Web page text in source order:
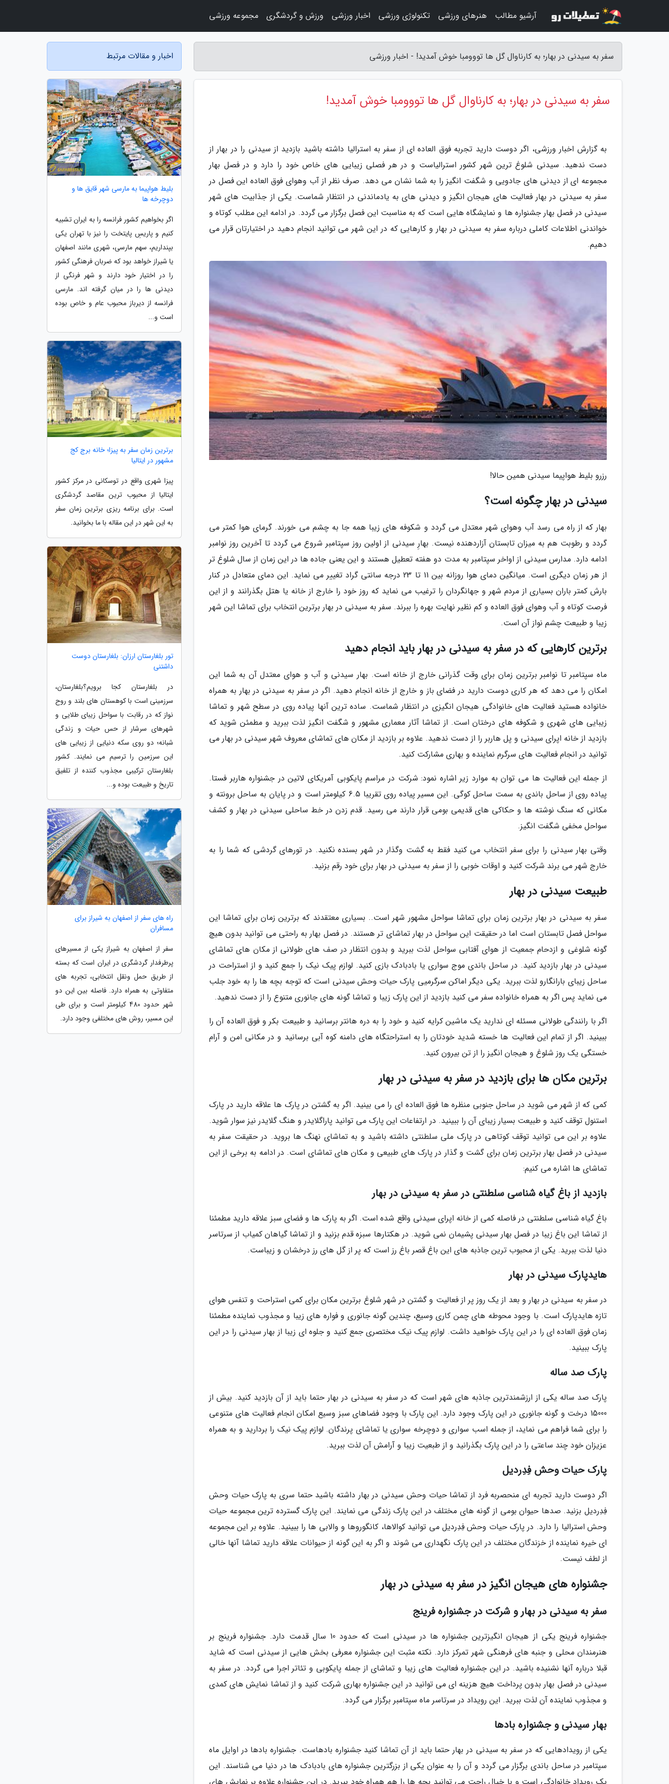
سفر به سیدنی در بهار؛ به کارناوال گل ها تووومبا خوش آمدید! - اخبار ورزشی
سفر به سیدنی در بهار؛ به کارناوال گل ها تووومبا خوش آمدید!
به گزارش اخبار ورزشی، اگر دوست دارید تجربه فوق العاده ای از سفر به استرالیا داشته باشید بازدید از سیدنی را در بهار از
دست ندهید. سیدنی شلوغ ترین شهر کشور استرالیاست و در هر فصلی زیبایی های خاص خود را دارد و در فصل بهار
مجموعه ای از دیدنی های جادویی و شگفت انگیز را به شما نشان می دهد. صرف نظر از آب وهوای فوق العاده این فصل در
سفر به سیدنی در بهار فعالیت های هیجان انگیز و دیدنی های به یادماندنی در انتظار شماست. یکی از جذابیت های شهر
سیدنی در فصل بهار جشنواره ها و نمایشگاه هایی است که به مناسبت این فصل برگزار می گردد. در ادامه این مطلب کوتاه و
خواندنی اطلاعات کاملی درباره سفر به سیدنی در بهار و کارهایی که در این شهر می توانید انجام دهید در اختیارتان قرار می
دهیم.
رزرو بلیط هواپیما سیدنی همین حالا!
سیدنی در بهار چگونه است؟
بهار که از راه می رسد آب وهوای شهر معتدل می گردد و شکوفه های زیبا همه جا به چشم می خورند. گرمای هوا کمتر می
گردد و رطوبت هم به میزان تابستان آزاردهنده نیست. بهارِ سیدنی از اولین روز سپتامبر شروع می گردد تا آخرین روز نوامبر
ادامه دارد. مدارس سیدنی از اواخر سپتامبر به مدت دو هفته تعطیل هستند و این یعنی جاده ها در این زمان از سال شلوغ تر
از هر زمان دیگری است. میانگین دمای هوا روزانه بین 11 تا 23 درجه سانتی گراد تغییر می نماید. این دمای متعادل در کنار
بارش کمتر باران بسیاری از مردم شهر و جهانگردان را ترغیب می نماید که روز خود را خارج از خانه یا هتل بگذرانند و از این
فرصت کوتاه و آب وهوای فوق العاده و کم نظیر نهایت بهره را ببرند. سفر به سیدنی در بهار برترین انتخاب برای تماشا این شهر
زیبا و طبیعت چشم نواز آن است.
برترین کارهایی که در سفر به سیدنی در بهار باید انجام دهید
ماه سپتامبر تا نوامبر برترین زمان برای وقت گذرانی خارج از خانه است. بهار سیدنی و آب و هوای معتدل آن به شما این
امکان را می دهد که هر کاری دوست دارید در فضای باز و خارج از خانه انجام دهید. اگر در سفر به سیدنی در بهار به همراه
خانواده هستید فعالیت های خانوادگی هیجان انگیزی در انتظار شماست. ساده ترین آنها پیاده روی در سطح شهر و تماشا
زیبایی های شهری و شکوفه های درختان است. از تماشا آثار معماری مشهور و شگفت انگیز لذت ببرید و مطمئن شوید که
بازدید از خانه اپرای سیدنی و پل هاربر را از دست ندهید. علاوه بر بازدید از مکان های تماشای معروف شهر سیدنی در بهار می
توانید در انجام فعالیت های سرگرم نماینده و بهاری مشارکت کنید.
از جمله این فعالیت ها می توان به موارد زیر اشاره نمود: شرکت در مراسم پایکوبی آمریکای لاتین در جشنواره هاربر فستا.
پیاده روی از ساحل باندی به سمت ساحل کوگی. این مسیر پیاده روی تقریبا 6.5 کیلومتر است و در پایان به ساحل برونته و
مکانی که سنگ نوشته ها و حکاکی های قدیمی بومی قرار دارند می رسید. قدم زدن در خط ساحلی سیدنی در بهار و کشف
سواحل مخفی شگفت انگیز.
وقتی بهار سیدنی را برای سفر انتخاب می کنید فقط به گشت وگذار در شهر بسنده نکنید. در تورهای گردشی که شما را به
خارج شهر می برند شرکت کنید و اوقات خوبی را از سفر به سیدنی در بهار برای خود رقم بزنید.
طبیعت سیدنی در بهار
سفر به سیدنی در بهار برترین زمان برای تماشا سواحل مشهور شهر است.. بسیاری معتقدند که برترین زمان برای تماشا این
سواحل فصل تابستان است اما در حقیقت این سواحل در بهار تماشای تر هستند. در فصل بهار به راحتی می توانید بدون هیچ
گونه شلوغی و ازدحام جمعیت از هوای آفتابی سواحل لذت ببرید و بدون انتظار در صف های طولانی از مکان های تماشای
سیدنی در بهار بازدید کنید. در ساحل باندی موج سواری یا بادبادک بازی کنید. لوازم پیک نیک را جمع کنید و از استراحت در
ساحل زیبای بارانگارو لذت ببرید. یکی دیگر اماکن سرگرمیی پارک حیات وحش سیدنی است که توجه بچه ها را به خود جلب
می نماید پس اگر به همراه خانواده سفر می کنید بازدید از این پارک زیبا و تماشا گونه های جانوری متنوع را از دست ندهید.
اگر با رانندگی طولانی مسئله ای ندارید یک ماشین کرایه کنید و خود را به دره هانتر برسانید و طبیعت بکر و فوق العاده آن را
ببینید. اگر از تمام این فعالیت ها خسته شدید خودتان را به استراحتگاه های دامنه کوه آبی برسانید و در مکانی امن و آرام
خستگی یک روز شلوغ و هیجان انگیز را از تن بیرون کنید.
برترین مکان ها برای بازدید در سفر به سیدنی در بهار
کمی که از شهر می شوید در ساحل جنوبی منظره ها فوق العاده ای را می بینید. اگر به گشتن در پارک ها علاقه دارید در پارک
استنول توقف کنید و طبیعت بسیار زیبای آن را ببینید. در ارتفاعات این پارک می توانید پاراگلایدر و هنگ گلایدر نیز سوار شوید.
علاوه بر این می توانید توقف کوتاهی در پارک ملی سلطنتی داشته باشید و به تماشای نهنگ ها بروید. در حقیقت سفر به
سیدنی در فصل بهار برترین زمان برای گشت و گذار در پارک های طبیعی و مکان های تماشای است. در ادامه به برخی از این
تماشای ها اشاره می کنیم:
بازدید از باغ گیاه شناسی سلطنتی در سفر به سیدنی در بهار
باغ گیاه شناسی سلطنتی در فاصله کمی از خانه اپرای سیدنی واقع شده است. اگر به پارک ها و فضای سبز علاقه دارید مطمئنا
از تماشا این باغ زیبا در فصل بهار سیدنی پشیمان نمی شوید. در هکتارها سبزه قدم بزنید و از تماشا گیاهان کمیاب از سرتاسر
دنیا لذت ببرید. یکی از محبوب ترین جاذبه های این باغ قصر باغ رز است که پر از گل های رز درخشان و زیباست.
هایدپارک سیدنی در بهار
در سفر به سیدنی در بهار و بعد از یک روز پر از فعالیت و گشتن در شهر شلوغ برترین مکان برای کمی استراحت و تنفس هوای
تازه هایدپارک است. با وجود محوطه های چمن کاری وسیع، چندین گونه جانوری و فواره های زیبا و مجذوب نماینده مطمئنا
زمان فوق العاده ای را در این پارک خواهید داشت. لوازم پیک نیک مختصری جمع کنید و جلوه ای زیبا از بهار سیدنی را در این
پارک ببینید.
پارک صد ساله
پارک صد ساله یکی از ارزشمندترین جاذبه های شهر است که در سفر به سیدنی در بهار حتما باید از آن بازدید کنید. بیش از
15000 درخت و گونه جانوری در این پارک وجود دارد. این پارک با وجود فضاهای سبز وسیع امکان انجام فعالیت های متنوعی
را برای شما فراهم می نماید، از جمله اسب سواری و دوچرخه سواری یا تماشای پرندگان. لوازم پیک نیک را بردارید و به همراه
عزیزان خود چند ساعتی را در این پارک بگذرانید و از طبعیت زیبا و آرامش آن لذت ببرید.
پارک حیات وحش فِدِردیل
اگر دوست دارید تجربه ای منحصربه فرد از تماشا حیات وحش سیدنی در بهار داشته باشید حتما سری به پارک حیات وحش
فِدِردیل بزنید. صدها حیوان بومی از گونه های مختلف در این پارک زندگی می نمایند. این پارک گسترده ترین مجموعه حیات
وحش استرالیا را دارد. در پارک حیات وحش فِدِردیل می توانید کوالاها، کانگوروها و والابی ها را ببینید. علاوه بر این مجموعه
ای خیره نماینده از خزندگان مختلف در این پارک نگهداری می شوند و اگر به این گونه از حیوانات علاقه دارید تماشا آنها خالی
از لطف نیست.
جشنواره های هیجان انگیز در سفر به سیدنی در بهار
سفر به سیدنی در بهار و شرکت در جشنواره فرینج
جشنواره فرینج یکی از هیجان انگیزترین جشنواره ها در سیدنی است که حدود 10 سال قدمت دارد. جشنواره فرینج بر
هنرمندان محلی و جنبه های فرهنگی شهر تمرکز دارد. نکته مثبت این جشنواره معرفی بخش هایی از سیدنی است که شاید
قبلا درباره آنها نشنیده باشید. در این جشنواره فعالیت های زیبا و تماشای از جمله پایکوبی و تئاتر اجرا می گردد. در سفر به
سیدنی در فصل بهار بدون پرداخت هیچ هزینه ای می توانید در این جشنواره بهاری شرکت کنید و از تماشا نمایش های کمدی
و مجذوب نماینده آن لذت ببرید. این رویداد در سرتاسر ماه سپتامبر برگزار می گردد.
بهار سیدنی و جشنواره بادها
یکی از رویدادهایی که در سفر به سیدنی در بهار حتما باید از آن تماشا کنید جشنواره بادهاست. جشنواره بادها در اوایل ماه
سپتامبر در ساحل باندی برگزار می گردد و آن را به عنوان یکی از بزرگترین جشنواره های بادبادک ها در دنیا می شناسند. این
یک رویداد خانوادگی است و با خیال راحت می توانید بچه ها را هم همراه خود ببرید. در این جشنواره علاوه بر نمایش های
اخبار و مقالات مرتبط
بلیط هواپیما به مارسی شهر قایق ها و
دوچرخه ها
اگر بخواهیم کشور فرانسه را به ایران تشبیه
کنیم و پاریسِ پایتخت را نیز با تهران یکی
بپنداریم، سهم مارسی، شهری مانند اصفهان
یا شیراز خواهد بود که ضربان فرهنگی کشور
را در اختیار خود دارند و شهر فرنگی از
دیدنی ها را در میان گرفته اند. مارسی
فرانسه از دیرباز محبوب عام و خاص بوده
است و...
برترین زمان سفر به پیزا؛ خانه برج کج
مشهور در ایتالیا
پیزا شهری واقع در توسکانی در مرکز کشور
ایتالیا از محبوب ترین مقاصد گردشگری
است. برای برنامه ریزی برترین زمان سفر
به این شهر در این مقاله با ما بخوانید.
تور بلغارستان ارزان: بلغارستان دوست
داشتنی
در بلغارستان کجا برویم؟بلغارستان،
سرزمینی است با کوهستان های بلند و روح
نواز که در رقابت با سواحل زیبای طلایی و
شهرهای سرشار از حس حیات و زندگی
شبانه؛ دو روی سکه دنیایی از زیبایی های
این سرزمین را ترسیم می نمایند. کشور
بلغارستان ترکیبی مجذوب کننده از تلفیق
تاریخ و طبیعت بوده و...
راه های سفر از اصفهان به شیراز برای
مسافران
سفر از اصفهان به شیراز یکی از مسیرهای
پرطرفدار گردشگری در ایران است که بسته
از طریق حمل ونقل انتخابی، تجربه های
متفاوتی به همراه دارد. فاصله بین این دو
شهر حدود 480 کیلومتر است و برای طی
این مسیر، روش های مختلفی وجود دارد.
آرشیو مطالب هنرهای ورزشی تکنولوژی ورزشی اخبار ورزشی ورزش و گردشگری مجموعه ورزشی